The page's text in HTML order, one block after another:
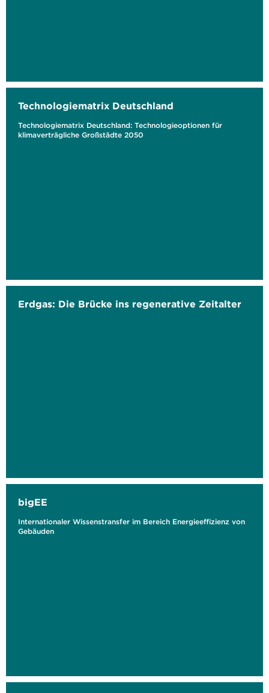
Technologiematrix Deutschland
Technologiematrix Deutschland: Technologieoptionen für
klimaverträgliche Großstädte 2050
Erdgas: Die Brücke ins regenerative Zeitalter
bigEE
Internationaler Wissenstransfer im Bereich Energieeffizienz von
Gebäuden